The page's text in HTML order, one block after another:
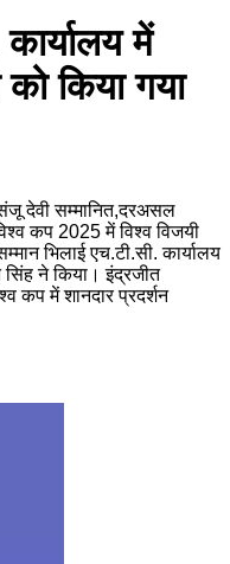
में
किया गया
देवी सम्मानित,दरअसल
कप 2025 में विश्व विजयी
भिलाई एच.टी.सी. कार्यालय
ने किया। इंद्रजीत
कप में शानदार प्रदर्शन